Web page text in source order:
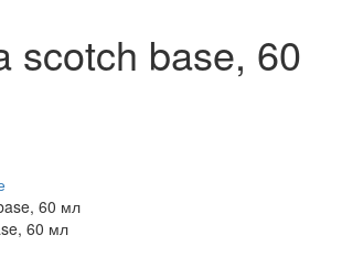
scotch base, 60
60 мл